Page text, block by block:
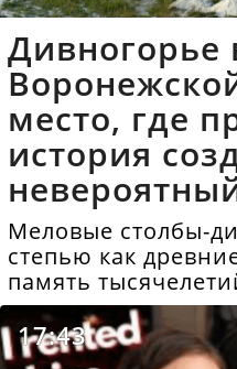
Дивногорье
место, где
история
Меловые столбы-
степью как
память
17:43